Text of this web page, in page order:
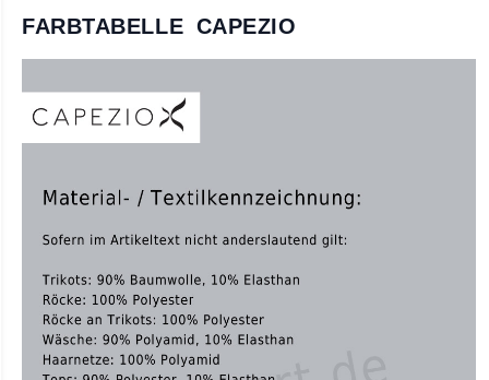
FARBTABELLE CAPEZIO